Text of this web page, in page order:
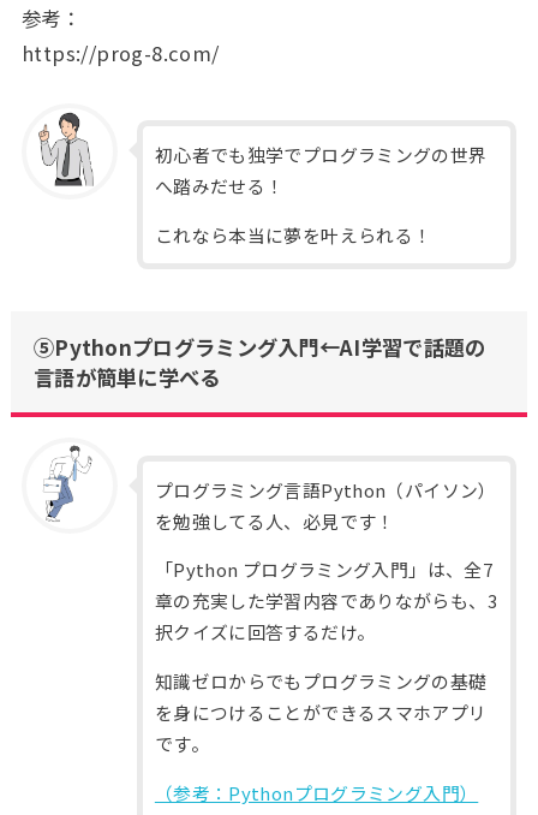
参考：
https://prog-8.com/
初心者でも独学でプログラミングの世界
へ踏みだせる！
これなら本当に夢を叶えられる！
⑤Pythonプログラミング入門←AI学習で話題の
言語が簡単に学べる
プログラミング言語Python（パイソン）
を勉強してる人、必見です！
「Python プログラミング入門」は、全7
章の充実した学習内容でありながらも、3
択クイズに回答するだけ。
知識ゼロからでもプログラミングの基礎
を身につけることができるスマホアプリ
です。
（参考：Pythonプログラミング入門）